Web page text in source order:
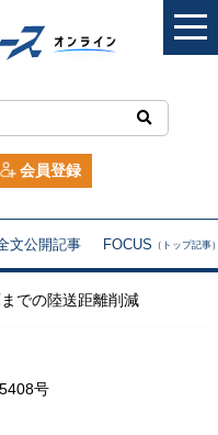
会員登録
文公開記事 FOCUS （トップ記事
での陸送距離削減
号